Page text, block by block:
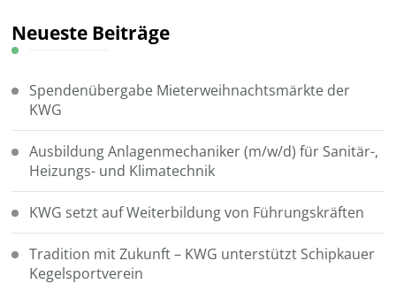
Neueste Beiträge
Spendenübergabe Mieterweihnachtsmärkte der
KWG
Ausbildung Anlagenmechaniker (m/w/d) für Sanitär-,
Heizungs- und Klimatechnik
KWG setzt auf Weiterbildung von Führungskräften
Tradition mit Zukunft – KWG unterstützt Schipkauer
Kegelsportverein